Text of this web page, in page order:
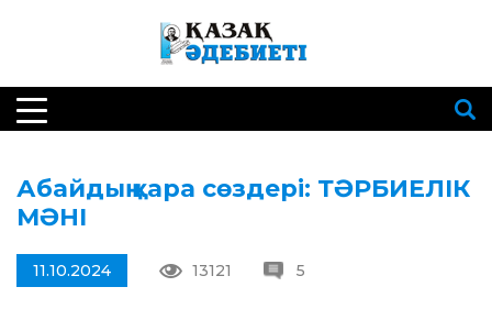
Абайдың қара сөздері: ТӘРБИЕЛІК
МӘНІ
11.10.2024 13121 5